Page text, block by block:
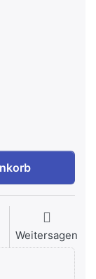
Extension zu
Weitersagen